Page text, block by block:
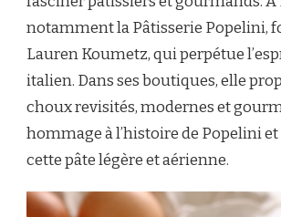
notamment la Pâtisserie Popelini,
Lauren Koumetz, qui perpétue
italien. Dans ses boutiques, elle
choux revisités, modernes et
hommage à l’histoire de Popelini et
cette pâte légère et aérienne.